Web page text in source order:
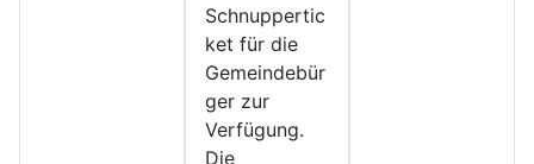
Schnuppertic
ket für die
Gemeindebür
ger zur
Verfügung.
Die